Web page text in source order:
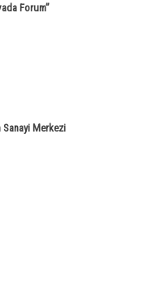
Forum”
Merkezi